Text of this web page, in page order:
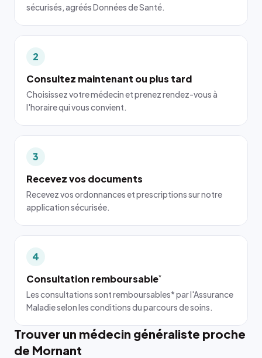
sécurisés, agréés Données de Santé.
2
Consultez maintenant ou plus tard
Choisissez votre médecin et prenez rendez-vous à
l'horaire qui vous convient.
3
Recevez vos documents
Recevez vos ordonnances et prescriptions sur notre
application sécurisée.
4
Consultation remboursable*
Les consultations sont remboursables* par l'Assurance
Maladie selon les conditions du parcours de soins.
Trouver un médecin généraliste proche
de Mornant